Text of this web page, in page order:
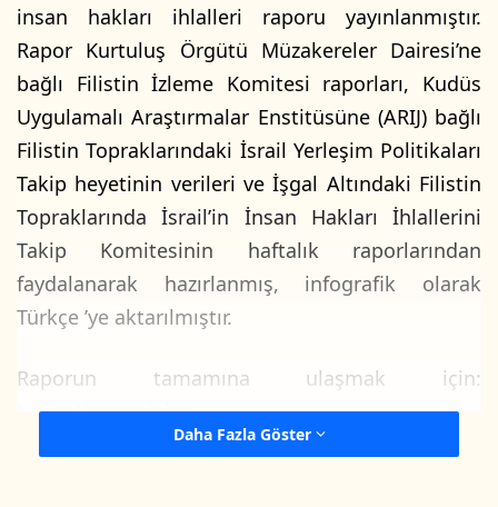
insan hakları ihlalleri raporu yayınlanmıştır.
Rapor Kurtuluş Örgütü Müzakereler Dairesi’ne
bağlı Filistin İzleme Komitesi raporları, Kudüs
Uygulamalı Araştırmalar Enstitüsüne (ARIJ) bağlı
Filistin Topraklarındaki İsrail Yerleşim Politikaları
Takip heyetinin verileri ve İşgal Altındaki Filistin
Topraklarında İsrail’in İnsan Hakları İhlallerini
Takip Komitesinin haftalık raporlarından
faydalanarak hazırlanmış, infografik olarak
Türkçe ’ye aktarılmıştır.
Raporun tamamına ulaşmak için:
https://www.vision-
pd.org/AR/Articles/Summary_of_violations_by_th
Daha Fazla Göster